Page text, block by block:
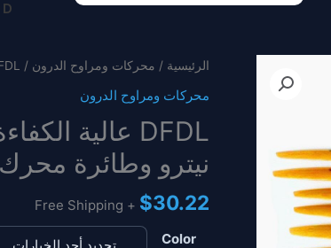
D
الرئيسية / محركات ومراوح الدرون / DFDL عالية الكفاءة CW الخشب الزان المروحة لمحرك RC نيترو وطائرة محرك البنزين
محركات ومراوح الدرون
نيترو وطائرة محرك
$30.22
+ Free Shipping
Color